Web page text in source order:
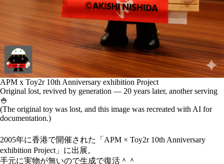
APM x Toy2r 10th Anniversary exhibition Project
Original lost, revived by generation — 20 years later, another serving
🍚
(The original toy was lost, and this image was recreated with AI for
documentation.)
2005年に香港で開催された「APM × Toy2r 10th Anniversary
exhibition Project」に出展。
手元に実物が無いので生成で復活＾＾